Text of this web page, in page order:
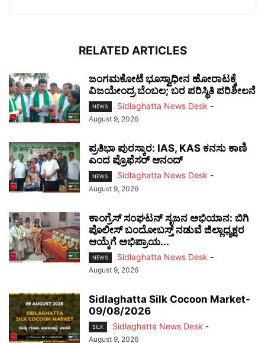
RELATED ARTICLES
ಜಂಗಮಕೋಟೆ ಭೂಸ್ವಾಧೀನ ಹೋರಾಟಕ್ಕೆ
ವಿಜಯೇಂದ್ರ ಬೆಂಬಲ; ಬರ ಪರಿಸ್ಥಿತಿ ಪರಿಶೀಲನೆ
NEWS Sidlaghatta News Desk -
August 9, 2026
ಪ್ರತಿಭಾ ಪುರಸ್ಕಾರ: IAS, KAS ಕನಸು ಕಾಣಿ
ಎಂದ ಪ್ರೊಫೆಸರ್ ಆನಂದ್
NEWS Sidlaghatta News Desk -
August 9, 2026
ಕಾಂಗ್ರೆಸ್ ಸಂಘಟನ್ ಸೃಜನ ಅಭಿಯಾನ: ಬಿಗಿ
ಪೊಲೀಸ್ ಬಂದೋಬಸ್ತ್ ನಡುವೆ ಜಿಲ್ಲಾಧ್ಯಕ್ಷರ
ಆಯ್ಕೆಗೆ ಅಭಿಪ್ರಾಯ...
NEWS Sidlaghatta News Desk -
August 9, 2026
Sidlaghatta Silk Cocoon Market-
09/08/2026
SILK Sidlaghatta News Desk -
August 9, 2026